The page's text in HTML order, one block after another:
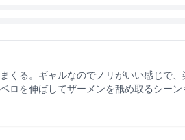
くる。ギャルなのでノリがいい感じで、
ロを伸ばしてザーメンを舐め取るシーン